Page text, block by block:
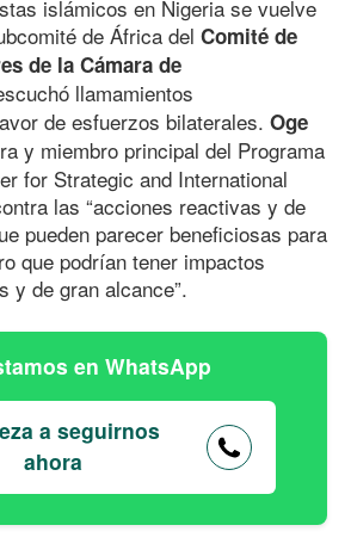
islámicos en Nigeria se vuelve
de África del Comité de
de la Cámara de
llamamientos
de esfuerzos bilaterales. Oge
y miembro principal del Programa
for Strategic and International
las “acciones reactivas y de
pueden parecer beneficiosas para
que podrían tener impactos
y de gran alcance”.
en WhatsApp
a seguirnos
ahora